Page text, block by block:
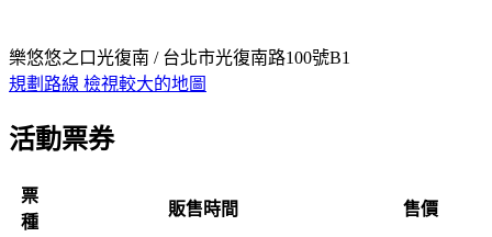
樂悠悠之口光復南 / 台北市光復南路100號B1
規劃路線 檢視較大的地圖
活動票券
票
種
販售時間 售價